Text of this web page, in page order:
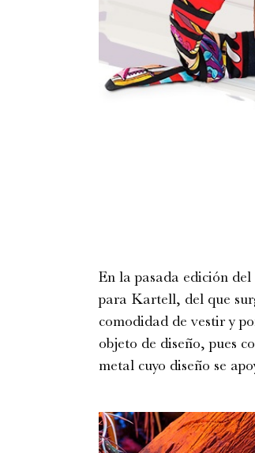
En la pasada edición
para Kartell, del que
comodidad de vestir y
objeto de diseño, pues
metal cuyo diseño se